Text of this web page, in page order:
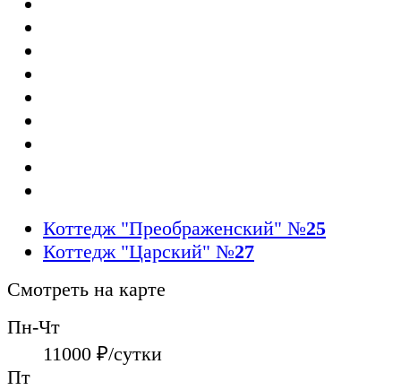
Коттедж "Преображенский" №25
Коттедж "Царский" №27
Смотреть на карте
Пн-Чт
11000 ₽/сутки
Пт